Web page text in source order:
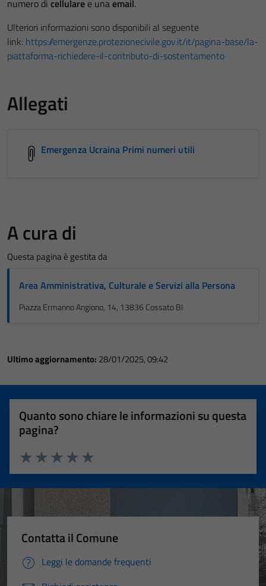
numero di cellulare e unaemail.
Ulteriori informazioni sono disponibili al seguente
link: https://emergenze.protezionecivile.gov.it/it/pagina-base/la-
piattaforma-richiedere-il-contributo-di-sostentamento
Allegati
Emergenza Ucraina Primi numeri utili
A cura di
Questa pagina è gestita da
Area Amministrativa, Culturale e Servizi alla Persona
Piazza Ermanno Angiono, 14, 13836 Cossato BI
Ultimo aggiornamento: 28/01/2025, 09:42
Quanto sono chiare le informazioni su questa
pagina?
Valuta 5 stelle su 5
Valuta 4 stelle su 5
Valuta 3 stelle su 5
Valuta 2 stelle su 5
Valuta 1 stelle su 5
Contatta il Comune
Leggi le domande frequenti